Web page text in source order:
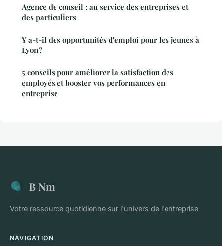
Agence de conseil : au service des entreprises et
des particuliers
Y a-t-il des opportunités d'emploi pour les jeunes à
Lyon ?
5 conseils pour améliorer la satisfaction des
employés et booster vos performances en
entreprise
B Nm
Votre ressource quotidienne sur l'univers de l'entreprise
NAVIGATION